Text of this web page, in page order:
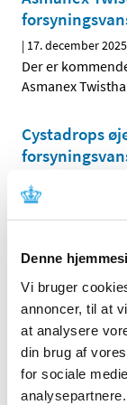
Denne
Vi bruger
annoncer, til at
at analysere
din brug af
for sociale
| 17. december 2025
Der er
Asmanex
Cystadrops
17. december 2025
Der er aktuelle
3,8 mg/ml
Quetiapin
|17. december 2025
Der er aktuelle
"Accord" 50 mg